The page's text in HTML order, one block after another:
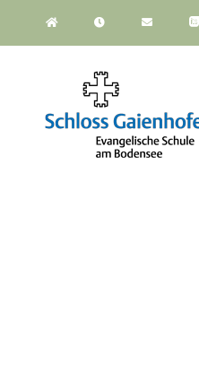
Inhalt